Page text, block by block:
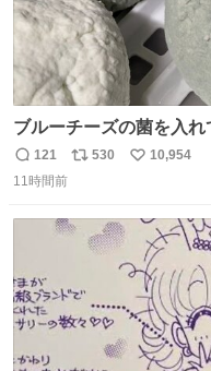
ブルーチーズの菌を入
けど 本能でちょっとヤ
返
信
121
リ
ト
530
い
10,954
11時間前